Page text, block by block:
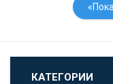
КАТЕГОРИИ